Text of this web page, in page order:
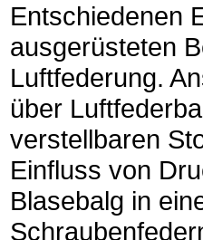
Entschiedenen
ausgerüsteten
Luftfederung.
über
verstellbaren
Einfluss von
Blasebalg in